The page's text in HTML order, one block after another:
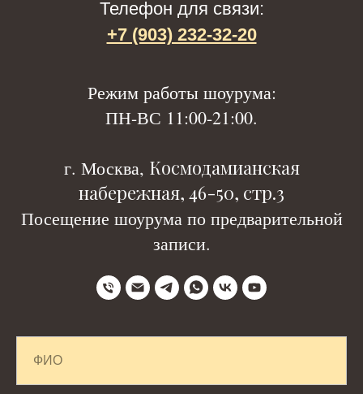
Телефон для связи:
+7 (903) 232-32-20
Режим работы шоурума:
ПН-ВС 11:00-21:00.
г. Москва, Космодамианская
набережная, 46-50, стр.3
Посещение шоурума по предварительной
записи.